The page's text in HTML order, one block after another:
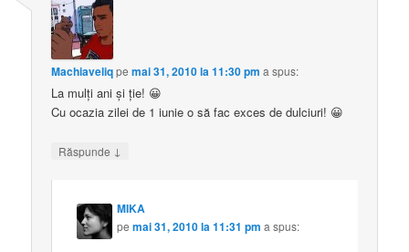
Machiaveliqpemai 31, 2010 la 11:30 pm a spus:
La mulţi ani şi ţie! 😀
Cu ocazia zilei de 1 iunie o să fac exces de dulciuri! 😀
Răspunde ↓
MIKA
pemai 31, 2010 la 11:31 pm a spus: